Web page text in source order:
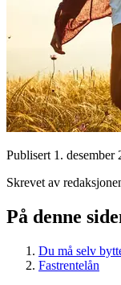
Publisert 1. desember
Skrevet av
På denne
Du må selv
Fastrentelån